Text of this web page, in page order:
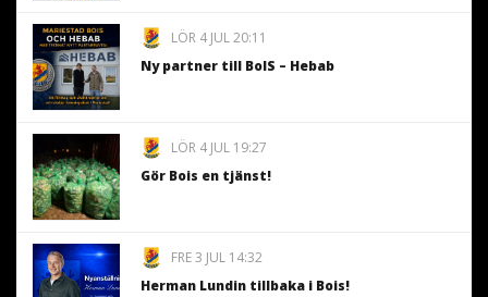
LÖR 4 JUL 20:11
Ny partner till BoIS – Hebab
LÖR 4 JUL 19:27
Gör Bois en tjänst!
FRE 3 JUL 14:32
Herman Lundin tillbaka i Bois!